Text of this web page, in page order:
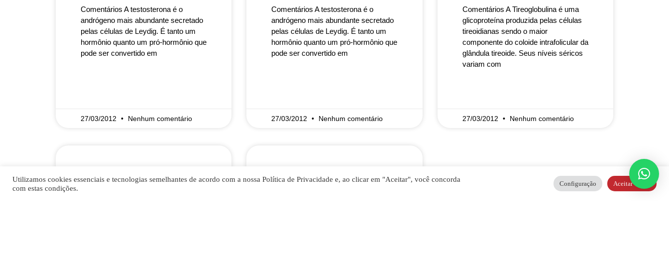
Comentários A testosterona é o
andrógeno mais abundante secretado
pelas células de Leydig. É tanto um
hormônio quanto um pró-hormônio que
pode ser convertido em
27/03/2012 Nenhum comentário
Comentários A testosterona é o
andrógeno mais abundante secretado
pelas células de Leydig. É tanto um
hormônio quanto um pró-hormônio que
pode ser convertido em
27/03/2012 Nenhum comentário
Comentários A Tireoglobulina é uma
glicoproteína produzida pelas células
tireoidianas sendo o maior
componente do coloide intrafolicular da
glândula tireoide. Seus níveis séricos
variam com
27/03/2012 Nenhum comentário
Tireoglobulina,
Tireoglobulina em
Utilizamos cookies essenciais e tecnologias semelhantes de acordo com a nossa Política de Privacidade e, ao clicar em "Aceitar", você concorda
com estas condições.
Configuração Aceitar Todos